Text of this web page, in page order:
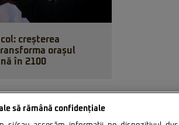
creșterea
orașul
în 2100
să rămână confidențiale